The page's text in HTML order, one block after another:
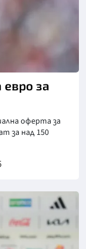
евро за
оферта за
за над 150